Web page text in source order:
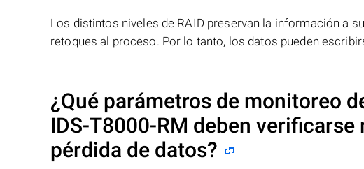
Los distintos niveles de RAID preservan la información a
retoques al proceso. Por lo tanto, los datos pueden
¿Qué parámetros de monitoreo
IDS-T8000-RM deben verificarse
pérdida de datos?